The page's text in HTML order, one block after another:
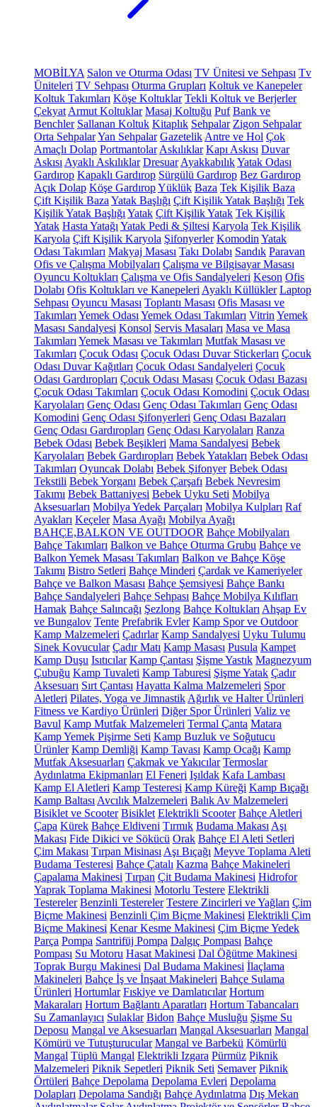
MOBİLYA Salon ve Oturma Odası TV Ünitesi ve Sehpası Tv
Üniteleri TV Sehpası Oturma Grupları Koltuk ve Kanepeler
Koltuk Takımları Köşe Koltuklar Tekli Koltuk ve Berjerler
Çekyat Armut Koltuklar Masaj Koltuğu Puf Bank ve
Benchler Sallanan Koltuk Kitaplık Sehpalar Zigon Sehpalar
Orta SehpalarYan Sehpalar Gazetelik Antre ve Hol Çok
Amaçlı Dolap Portmantolar Askılıklar Kapı Askısı Duvar
Askısı Ayaklı Askılıklar Dresuar AyakkabılıkYatak Odası
Gardırop Kapaklı Gardırop Sürgülü Gardırop Bez Gardırop
Açık Dolap Köşe GardıropYüklük Baza Tek Kişilik Baza
Çift Kişilik Baza Yatak Başlığı Çift Kişilik Yatak Başlığı Tek
Kişilik Yatak Başlığı Yatak Çift Kişilik Yatak Tek Kişilik
Yatak Hasta Yatağı Yatak Pedi & Şiltesi Karyola Tek Kişilik
Karyola Çift Kişilik Karyola Şifonyerler Komodin Yatak
Odası Takımları Makyaj Masası Takı Dolabı Sandık Paravan
Ofis ve Çalışma Mobilyaları Çalışma ve Bilgisayar Masası
Oyuncu Koltukları Çalışma ve Ofis Sandalyeleri Keson Ofis
Dolabı Ofis Koltukları ve Kanepeleri Ayaklı Küllükler Laptop
Sehpası Oyuncu Masası Toplantı Masası Ofis Masası ve
Takımları Yemek Odası Yemek Odası Takımları Vitrin Yemek
Masası Sandalyesi Konsol Servis Masaları Masa ve Masa
Takımları Yemek Masası ve Takımları Mutfak Masası ve
Takımları Çocuk Odası Çocuk Odası Duvar Stickerları Çocuk
Odası Duvar Kağıtları Çocuk Odası Sandalyeleri Çocuk
Odası Gardıropları Çocuk Odası Masası Çocuk Odası Bazası
Çocuk Odası Takımları Çocuk Odası Komodini Çocuk Odası
Karyolaları Genç Odası Genç Odası Takımları Genç Odası
Komodini Genç Odası Şifonyerleri Genç Odası Bazaları
Genç Odası Gardıropları Genç Odası Karyolaları Ranza
Bebek Odası Bebek Beşikleri Mama Sandalyesi Bebek
Karyolaları Bebek Gardıropları Bebek Yatakları Bebek Odası
Takımları Oyuncak Dolabı Bebek Şifonyer Bebek Odası
Tekstili Bebek Yorganı Bebek Çarşafı Bebek Nevresim
Takımı Bebek Battaniyesi Bebek Uyku Seti Mobilya
Aksesuarları Mobilya Yedek Parçaları Mobilya Kulpları Raf
Ayakları Keçeler Masa Ayağı Mobilya Ayağı
BAHÇE,BALKON VE OUTDOOR Bahçe Mobilyaları
Bahçe Takımları Balkon ve Bahçe Oturma Grubu Bahçe ve
Balkon Yemek Masası Takımları Balkon ve Bahçe Köşe
Takımı Bistro Setleri Bahçe Minderi Çardak ve Kameriyeler
Bahçe ve Balkon Masası Bahçe Şemsiyesi Bahçe Bankı
Bahçe Sandalyeleri Bahçe Sehpası Bahçe Mobilya Kılıfları
Hamak Bahçe Salıncağı Şezlong Bahçe Koltukları Ahşap Ev
ve Bungalov Tente Prefabrik Evler Kamp Spor ve Outdoor
Kamp Malzemeleri Çadırlar Kamp Sandalyesi Uyku Tulumu
Sinek Kovucular Çadır Matı Kamp Masası Pusula Kampet
Kamp Duşu Isıtıcılar Kamp Çantası Şişme Yastık Magnezyum
Çubuğu Kamp Tuvaleti Kamp Taburesi Şişme Yatak Çadır
Aksesuarı Sırt Çantası Hayatta Kalma Malzemeleri Spor
Aletleri Pilates, Yoga ve Jimnastik Ağırlık ve Halter Ürünleri
Fitness ve Kardiyo Ürünleri Diğer Spor Ürünleri Valiz ve
Bavul Kamp Mutfak Malzemeleri Termal Çanta Matara
Kamp Yemek Pişirme Seti Kamp Buzluk ve Soğutucu
Ürünler Kamp Demliği Kamp Tavası Kamp Ocağı Kamp
Mutfak Aksesuarları Çakmak ve Yakıcılar Termoslar
Aydınlatma Ekipmanları El Feneri Işıldak Kafa Lambası
Kamp El Aletleri Kamp Testeresi Kamp Küreği Kamp Bıçağı
Kamp Baltası Avcılık Malzemeleri Balık Av Malzemeleri
Bisiklet ve Scooter Bisiklet Elektrikli Scooter Bahçe Aletleri
Çapa Kürek Bahçe Eldiveni Tırmık Budama Makası Aşı
Makası Fide Dikici ve Sökücü Orak Bahçe El Aleti Setleri
Çim Makası Tırpan Misinası Aşı Bıçağı Meyve Toplama Aleti
Budama Testeresi Bahçe Çatalı Kazma Bahçe Makineleri
Çapalama Makinesi Tırpan Çit Budama Makinesi Hidrofor
Yaprak Toplama Makinesi Motorlu Testere Elektrikli
Testereler Benzinli Testereler Testere Zincirleri ve Yağları Çim
Biçme Makinesi Benzinli Çim Biçme Makinesi Elektrikli Çim
Biçme Makinesi Kenar Kesme Makinesi Çim Biçme Yedek
Parça Pompa Santrifüj Pompa Dalgıç Pompası Bahçe
Pompası Su Motoru Hasat Makinesi Dal Öğütme Makinesi
Toprak Burgu Makinesi Dal Budama Makinesi İlaçlama
Makineleri Bahçe İş ve İnşaat Makineleri Bahçe Sulama
Ürünleri Hortumlar Fıskiye ve Damlatıcılar Hortum
Makaraları Hortum Bağlantı Aparatları Hortum Tabancaları
Su Zamanlayıcı Sulaklar Bidon Bahçe Musluğu Şişme Su
Deposu Mangal ve Aksesuarları Mangal Aksesuarları Mangal
Kömürü ve Tutuşturucular Mangal ve Barbekü Kömürlü
Mangal Tüplü Mangal Elektrikli Izgara Pürmüz Piknik
Malzemeleri Piknik Sepetleri Piknik Seti Semaver Piknik
Örtüleri Bahçe Depolama Depolama Evleri Depolama
Dolapları Depolama Sandığı Bahçe Aydınlatma Dış Mekan